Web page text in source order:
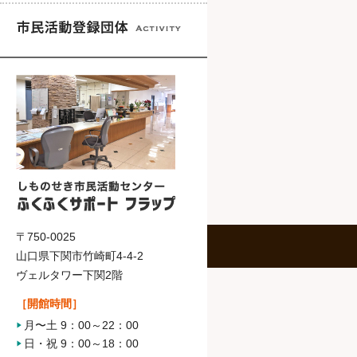
〒750-0025
山口県下関市竹崎町4-4-2
ヴェルタワー下関2階
［開館時間］
月〜土 9：00～22：00
日・祝 9：00～18：00